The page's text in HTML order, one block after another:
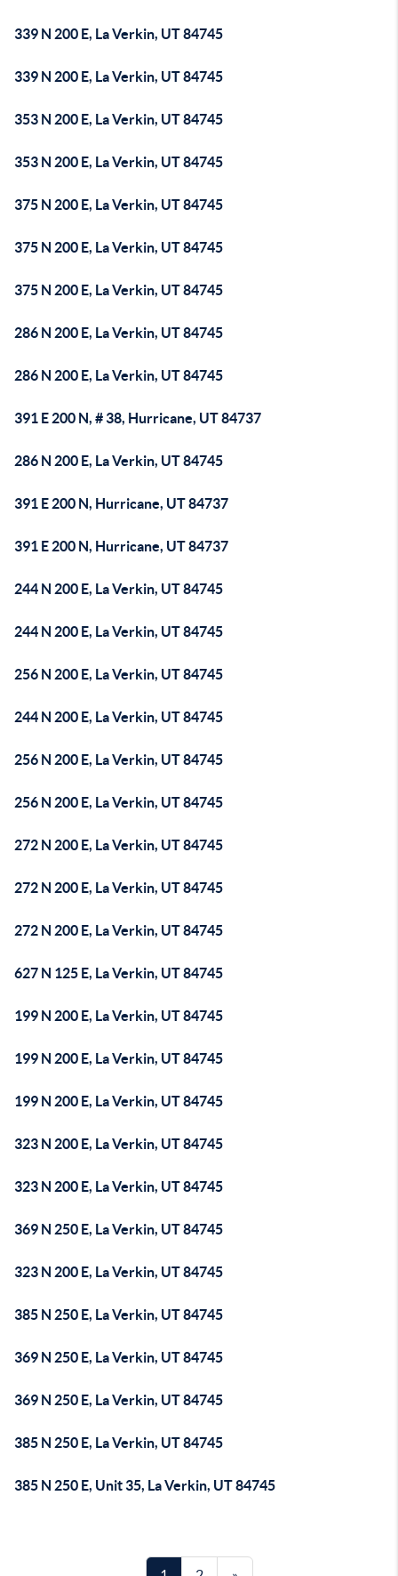
339 N 200 E, La Verkin, UT 84745
339 N 200 E, La Verkin, UT 84745
353 N 200 E, La Verkin, UT 84745
353 N 200 E, La Verkin, UT 84745
375 N 200 E, La Verkin, UT 84745
375 N 200 E, La Verkin, UT 84745
375 N 200 E, La Verkin, UT 84745
286 N 200 E, La Verkin, UT 84745
286 N 200 E, La Verkin, UT 84745
391 E 200 N, # 38, Hurricane, UT 84737
286 N 200 E, La Verkin, UT 84745
391 E 200 N, Hurricane, UT 84737
391 E 200 N, Hurricane, UT 84737
244 N 200 E, La Verkin, UT 84745
244 N 200 E, La Verkin, UT 84745
256 N 200 E, La Verkin, UT 84745
244 N 200 E, La Verkin, UT 84745
256 N 200 E, La Verkin, UT 84745
256 N 200 E, La Verkin, UT 84745
272 N 200 E, La Verkin, UT 84745
272 N 200 E, La Verkin, UT 84745
272 N 200 E, La Verkin, UT 84745
627 N 125 E, La Verkin, UT 84745
199 N 200 E, La Verkin, UT 84745
199 N 200 E, La Verkin, UT 84745
199 N 200 E, La Verkin, UT 84745
323 N 200 E, La Verkin, UT 84745
323 N 200 E, La Verkin, UT 84745
369 N 250 E, La Verkin, UT 84745
323 N 200 E, La Verkin, UT 84745
385 N 250 E, La Verkin, UT 84745
369 N 250 E, La Verkin, UT 84745
369 N 250 E, La Verkin, UT 84745
385 N 250 E, La Verkin, UT 84745
385 N 250 E, Unit 35, La Verkin, UT 84745